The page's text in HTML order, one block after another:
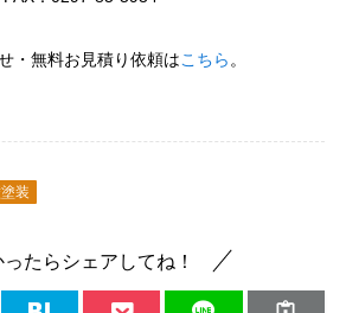
・無料お見積り依頼はこちら 。
装
ったらシェアしてね！